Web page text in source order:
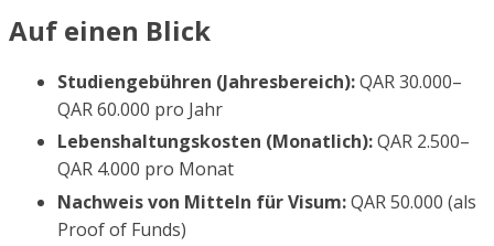
Auf einen Blick
Studiengebühren (Jahresbereich):QAR 30.000–
QAR 60.000 pro Jahr
Lebenshaltungskosten (Monatlich):QAR 2.500–
QAR 4.000 pro Monat
Nachweis von Mitteln für Visum:QAR 50.000 (als
Proof of Funds)